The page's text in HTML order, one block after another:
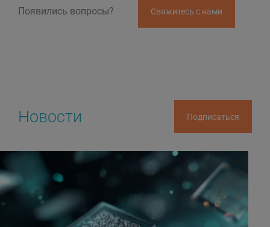
Появились вопросы? Свяжитесь с нами
Новости Подписаться